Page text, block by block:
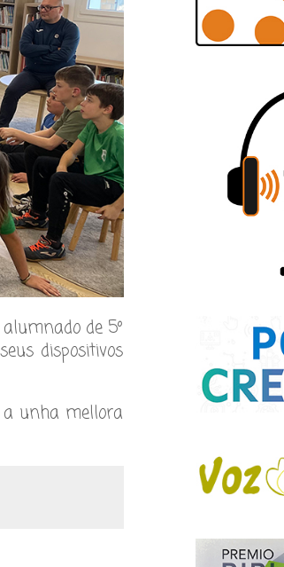
de 5º
dispositivos
a unha mellora